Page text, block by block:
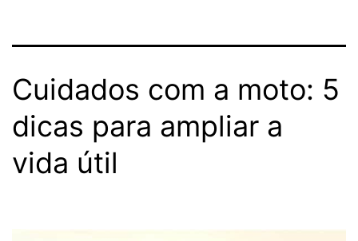
Cuidados com a moto: 5
dicas para ampliar a
vida útil